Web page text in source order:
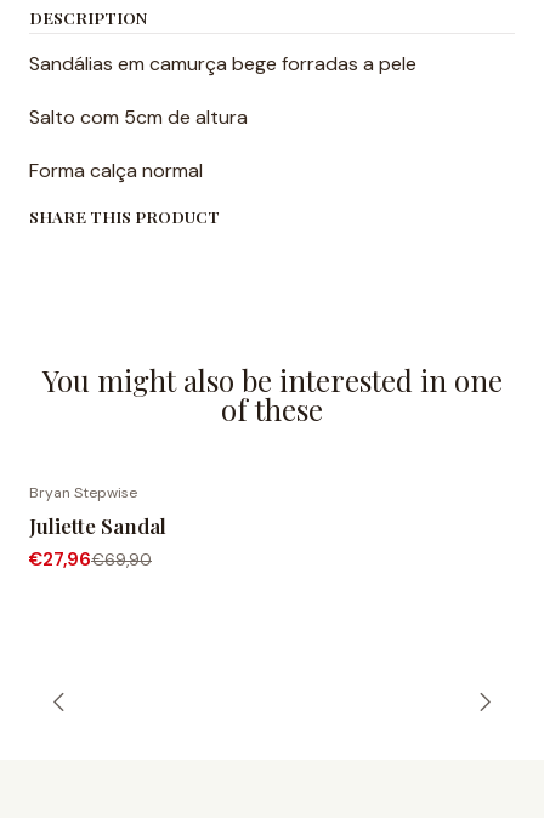
DESCRIPTION
Sandálias em camurça bege forradas a pele
Salto com 5cm de altura
Forma calça normal
SHARE THIS PRODUCT
You might also be interested in one
of these
Bryan Stepwise
Juliette Sandal
€27,96€69,90